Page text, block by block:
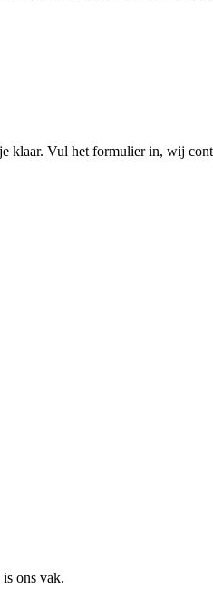
klaar. Vul het formulier in, wij
ons vak.